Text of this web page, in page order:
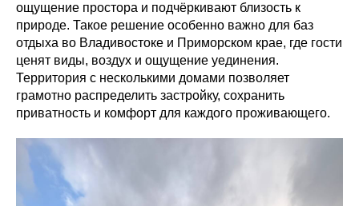
ощущение простора и подчёркивают близость к
природе. Такое решение особенно важно для баз
отдыха во Владивостоке и Приморском крае, где гости
ценят виды, воздух и ощущение уединения.
Территория с несколькими домами позволяет
грамотно распределить застройку, сохранить
приватность и комфорт для каждого проживающего.